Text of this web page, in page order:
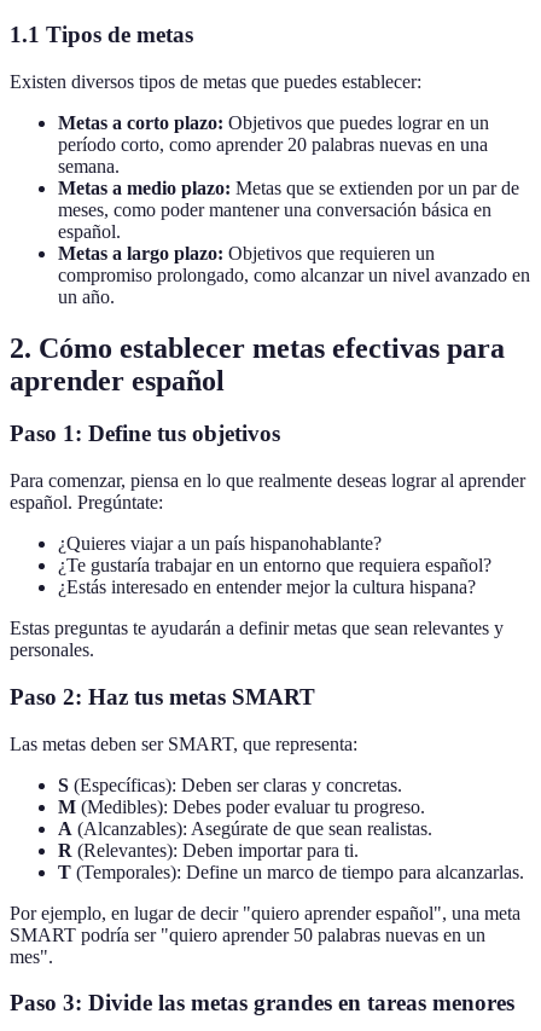
1.1 Tipos de metas
Existen diversos tipos de metas que puedes establecer:
Metas a corto plazo: Objetivos que puedes lograr en un
período corto, como aprender 20 palabras nuevas en una
semana.
Metas a medio plazo: Metas que se extienden por un par de
meses, como poder mantener una conversación básica en
español.
Metas a largo plazo: Objetivos que requieren un
compromiso prolongado, como alcanzar un nivel avanzado en
un año.
2. Cómo establecer metas efectivas para
aprender español
Paso 1: Define tus objetivos
Para comenzar, piensa en lo que realmente deseas lograr al aprender
español. Pregúntate:
¿Quieres viajar a un país hispanohablante?
¿Te gustaría trabajar en un entorno que requiera español?
¿Estás interesado en entender mejor la cultura hispana?
Estas preguntas te ayudarán a definir metas que sean relevantes y
personales.
Paso 2: Haz tus metas SMART
Las metas deben ser SMART, que representa:
S (Específicas): Deben ser claras y concretas.
M (Medibles): Debes poder evaluar tu progreso.
A (Alcanzables): Asegúrate de que sean realistas.
R (Relevantes): Deben importar para ti.
T (Temporales): Define un marco de tiempo para alcanzarlas.
Por ejemplo, en lugar de decir "quiero aprender español", una meta
SMART podría ser "quiero aprender 50 palabras nuevas en un
mes".
Paso 3: Divide las metas grandes en tareas menores